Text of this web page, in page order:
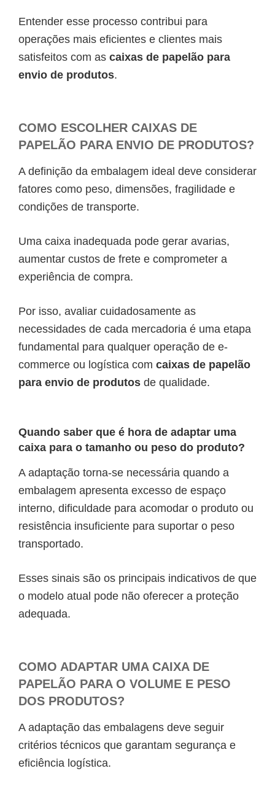
Entender esse processo contribui para
operações mais eficientes e clientes mais
satisfeitos com as caixas de papelão para
envio de produtos.
COMO ESCOLHER CAIXAS DE
PAPELÃO PARA ENVIO DE PRODUTOS?
A definição da embalagem ideal deve considerar
fatores como peso, dimensões, fragilidade e
condições de transporte.
Uma caixa inadequada pode gerar avarias,
aumentar custos de frete e comprometer a
experiência de compra.
Por isso, avaliar cuidadosamente as
necessidades de cada mercadoria é uma etapa
fundamental para qualquer operação de e-
commerce ou logística com caixas de papelão
para envio de produtos de qualidade.
Quando saber que é hora de adaptar uma
caixa para o tamanho ou peso do produto?
A adaptação torna-se necessária quando a
embalagem apresenta excesso de espaço
interno, dificuldade para acomodar o produto ou
resistência insuficiente para suportar o peso
transportado.
Esses sinais são os principais indicativos de que
o modelo atual pode não oferecer a proteção
adequada.
COMO ADAPTAR UMA CAIXA DE
PAPELÃO PARA O VOLUME E PESO
DOS PRODUTOS?
A adaptação das embalagens deve seguir
critérios técnicos que garantam segurança e
eficiência logística.